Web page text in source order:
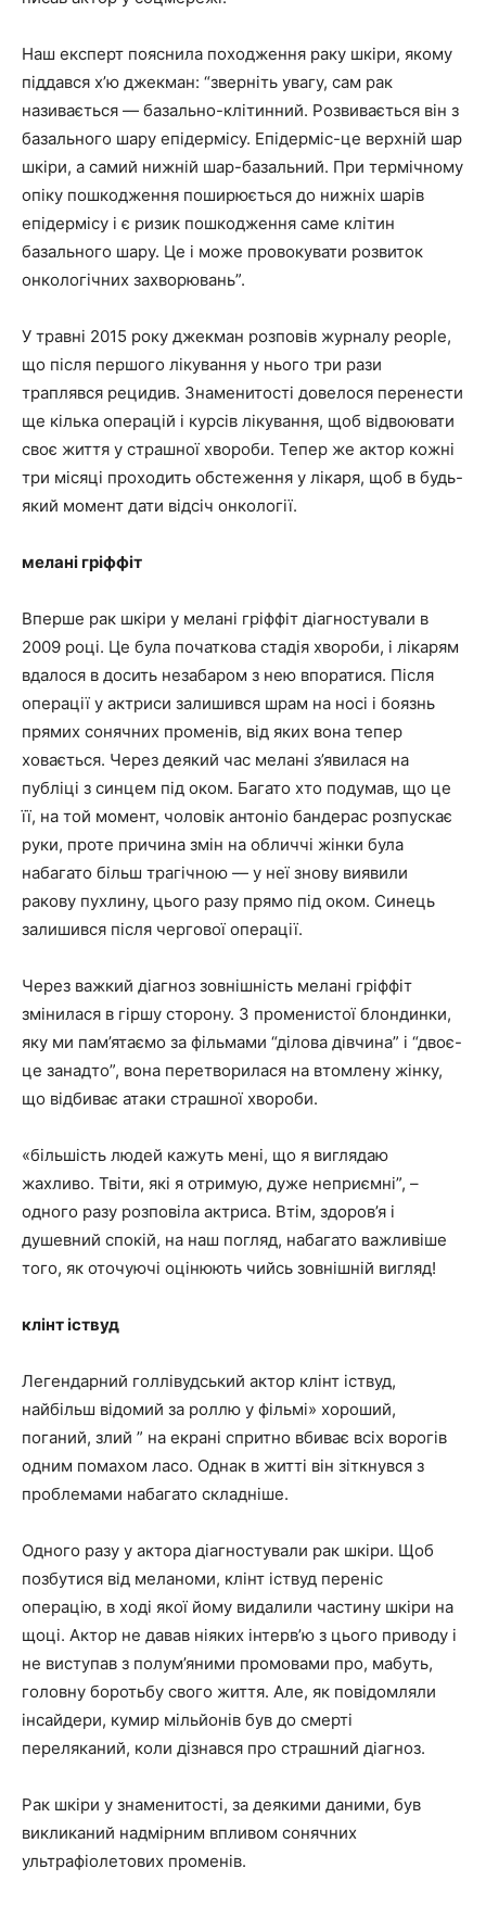
Наш експерт пояснила походження раку шкіри, якому
піддався х’ю джекман: “зверніть увагу, сам рак
називається — базально-клітинний. Розвивається він з
базального шару епідермісу. Епідерміс-це верхній шар
шкіри, а самий нижній шар-базальний. При термічному
опіку пошкодження поширюється до нижніх шарів
епідермісу і є ризик пошкодження саме клітин
базального шару. Це і може провокувати розвиток
онкологічних захворювань”.
У травні 2015 року джекман розповів журналу people,
що після першого лікування у нього три рази
траплявся рецидив. Знаменитості довелося перенести
ще кілька операцій і курсів лікування, щоб відвоювати
своє життя у страшної хвороби. Тепер же актор кожні
три місяці проходить обстеження у лікаря, щоб в будь-
який момент дати відсіч онкології.
мелані гріффіт
Вперше рак шкіри у мелані гріффіт діагностували в
2009 році. Це була початкова стадія хвороби, і лікарям
вдалося в досить незабаром з нею впоратися. Після
операції у актриси залишився шрам на носі і боязнь
прямих сонячних променів, від яких вона тепер
ховається. Через деякий час мелані з’явилася на
публіці з синцем під оком. Багато хто подумав, що це
її, на той момент, чоловік антоніо бандерас розпускає
руки, проте причина змін на обличчі жінки була
набагато більш трагічною — у неї знову виявили
ракову пухлину, цього разу прямо під оком. Синець
залишився після чергової операції.
Через важкий діагноз зовнішність мелані гріффіт
змінилася в гіршу сторону. З променистої блондинки,
яку ми пам’ятаємо за фільмами “ділова дівчина” і “двоє-
це занадто”, вона перетворилася на втомлену жінку,
що відбиває атаки страшної хвороби.
«більшість людей кажуть мені, що я виглядаю
жахливо. Твіти, які я отримую, дуже неприємні”, –
одного разу розповіла актриса. Втім, здоров’я і
душевний спокій, на наш погляд, набагато важливіше
того, як оточуючі оцінюють чийсь зовнішній вигляд!
клінт іствуд
Легендарний голлівудський актор клінт іствуд,
найбільш відомий за роллю у фільмі» хороший,
поганий, злий ” на екрані спритно вбиває всіх ворогів
одним помахом ласо. Однак в житті він зіткнувся з
проблемами набагато складніше.
Одного разу у актора діагностували рак шкіри. Щоб
позбутися від меланоми, клінт іствуд переніс
операцію, в ході якої йому видалили частину шкіри на
щоці. Актор не давав ніяких інтерв’ю з цього приводу і
не виступав з полум’яними промовами про, мабуть,
головну боротьбу свого життя. Але, як повідомляли
інсайдери, кумир мільйонів був до смерті
переляканий, коли дізнався про страшний діагноз.
Рак шкіри у знаменитості, за деякими даними, був
викликаний надмірним впливом сонячних
ультрафіолетових променів.